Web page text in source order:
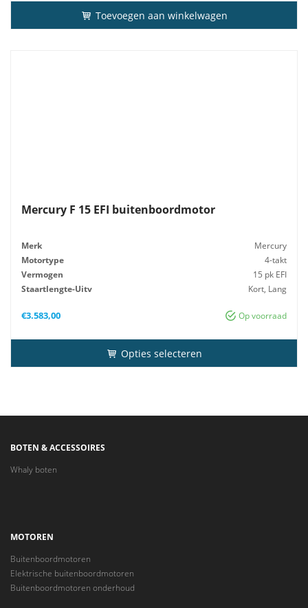
Toevoegen aan winkelwagen
Mercury F 15 EFI buitenboordmotor
Merk
Mercury
Motortype
4-takt
Vermogen
15 pk EFI
Staartlengte-Uitv
Kort, Lang
Op voorraad
€3.583,00
Opties selecteren
BOTEN & ACCESSOIRES
Whaly boten
MOTOREN
Buitenboordmotoren
Elektrische buitenboordmotoren
Buitenboordmotoren onderhoud